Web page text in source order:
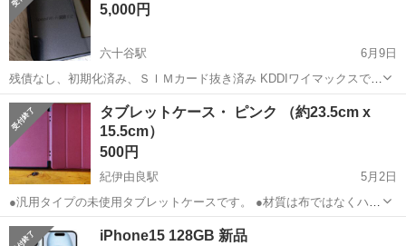
5,000円
六十谷駅
6月9日
残債なし、初期化済み、ＳＩＭカード抜き済み KDDIワイマックスで
す、箱や説明書なし
和歌山 和歌山市 六十谷駅 ワイマックス
タブレットケース・ ピンク （約23.5cm x
15.5cm）
500円
紀伊由良駅
5月2日
●汎用タイプの未使用タブレットケースです。 ●材質は布ではなくハー
ドなものです。 ●閉じるとカバーは磁石でくっつきます。 ●対応する
具体的なタブレットは分りませんので、写真の実測サイズで判断して
和歌山 その他
iPhone15 128GB 新品